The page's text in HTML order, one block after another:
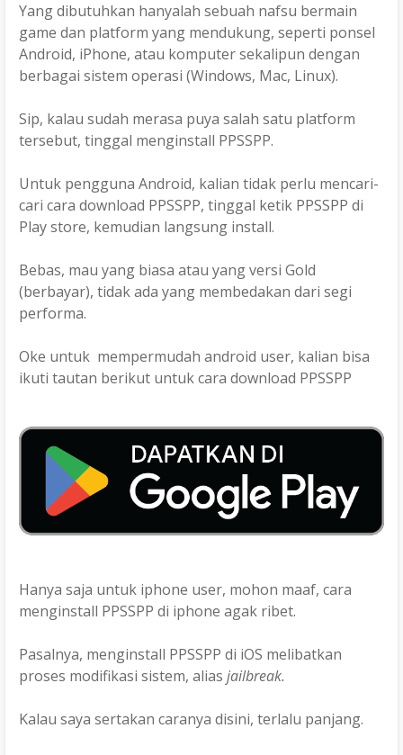
Yang dibutuhkan hanyalah sebuah nafsu bermain
game dan platform yang mendukung, seperti ponsel
Android, iPhone, atau komputer sekalipun dengan
berbagai sistem operasi (Windows, Mac, Linux).
Sip, kalau sudah merasa puya salah satu platform
tersebut, tinggal menginstall PPSSPP.
Untuk pengguna Android, kalian tidak perlu mencari-
cari cara download PPSSPP, tinggal ketik PPSSPP di
Play store, kemudian langsung install.
Bebas, mau yang biasa atau yang versi Gold
(berbayar), tidak ada yang membedakan dari segi
performa.
Oke untuk mempermudah android user, kalian bisa
ikuti tautan berikut untuk cara download PPSSPP
Hanya saja untuk iphone user, mohon maaf, cara
menginstall PPSSPP di iphone agak ribet.
Pasalnya, menginstall PPSSPP di iOS melibatkan
proses modifikasi sistem, alias jailbreak.
Kalau saya sertakan caranya disini, terlalu panjang.